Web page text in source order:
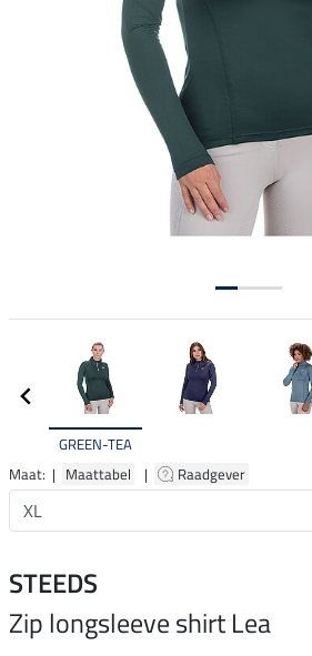
GREEN-TEA
Maat: | Maattabel | Raadgever
STEEDS
Zip longsleeve shirt Lea